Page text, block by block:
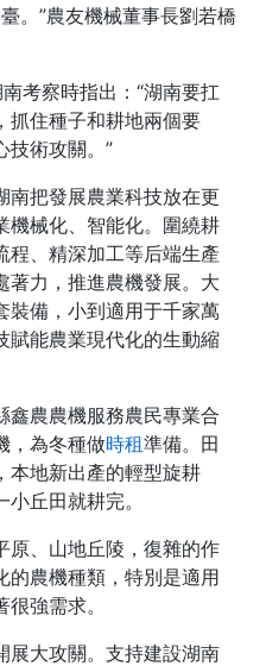
。”農友機械董事長劉若橋
考察時指出：“湖南要扛
抓住種子和耕地兩個要
技術攻關。”
南把發展農業科技放在更
機械化、智能化。圍繞耕
程、精深加工等后端生產
著力，推進農機發展。大
裝備，小到適用于千家萬
賦能農業現代化的生動縮
鑫農農機服務農民專業合
，為冬種做時租準備。田
本地新出產的輕型旋耕
丘田就耕完。
原、山地丘陵，復雜的作
的農機種類，特別是適用
強需求。
展大攻關。支持建設湖南